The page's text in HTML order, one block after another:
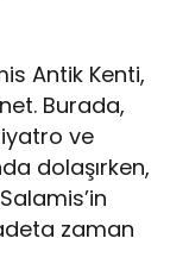
Antik Kenti,
Burada,
ve
dolaşırken,
zaman